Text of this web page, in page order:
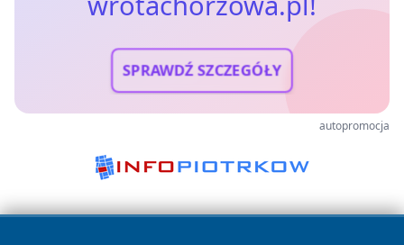
SPRAWDŹ SZCZEGÓŁY
autopromocja